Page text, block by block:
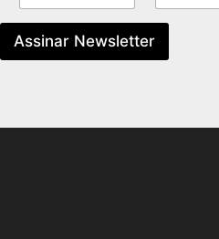
Assinar Newsletter